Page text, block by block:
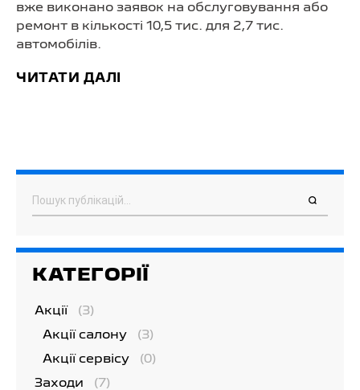
вже виконано заявок на обслуговування або
ремонт в кількості 10,5 тис. для 2,7 тис.
автомобілів.
ЧИТАТИ ДАЛІ
КАТЕГОРІЇ
Акції (3)
Акції салону (3)
Акції сервісу (0)
Заходи (7)